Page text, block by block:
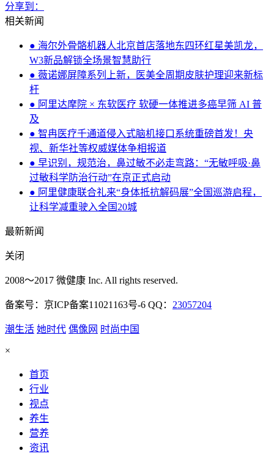
分享到：
相关新闻
● 海尔外骨骼机器人北京首店落地东四环红星美凯龙，
W3新品解锁全场景智慧助行
● 薇诺娜屏障系列上新，医美全周期皮肤护理迎来新标
杆
● 阿里达摩院 × 东软医疗 软硬一体推进多癌早筛 AI 普
及
● 智冉医疗千通道侵入式脑机接口系统重磅首发！央
视、新华社等权威媒体争相报道
● 早识别，规范治，鼻过敏不必走弯路：“无敏呼吸·鼻
过敏科学防治行动”在京正式启动
● 阿里健康联合礼来“身体抵抗解码展”全国巡游启程，
让科学减重驶入全国20城
最新新闻
关闭
2008～2017 微健康 Inc. All rights reserved.
备案号：京ICP备案11021163号-6 QQ： 23057204
潮生活 她时代 偶像网 时尚中国
×
首页
行业
视点
养生
营养
资讯